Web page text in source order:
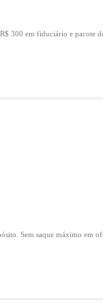
300 em fiduciário e pacote
Sem saque máximo em